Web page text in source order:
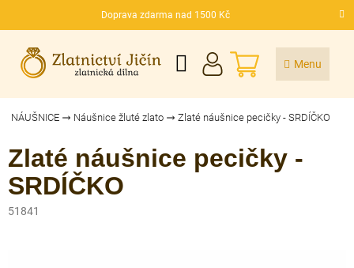
Doprava zdarma nad 1500 Kč
CZK
NÁKUPNÍ
KOŠÍK
NÁUŠNICE Náušnice žluté zlato Zlaté náušnice pecičky - SRDÍČKO
Zlaté náušnice pecičky -
SRDÍČKO
51841